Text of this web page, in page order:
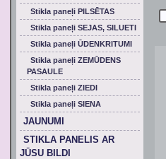
Stikla paneļi PILSĒTAS
Stikla paneļi SEJAS, SILUETI
Stikla paneļi ŪDENKRITUMI
Stikla paneļi ZEMŪDENS
PASAULE
Stikla paneļi ZIEDI
Stikla paneļi SIENA
JAUNUMI
STIKLA PANELIS AR
JŪSU BILDI